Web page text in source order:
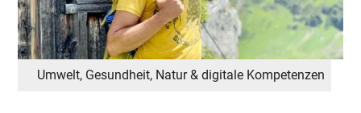
Umwelt, Gesundheit, Natur & digitale Kompetenzen